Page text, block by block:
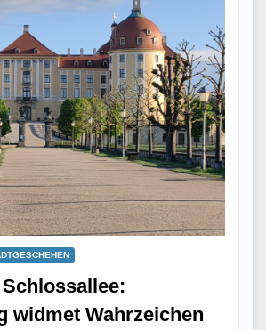
widmet Wahrzeichen